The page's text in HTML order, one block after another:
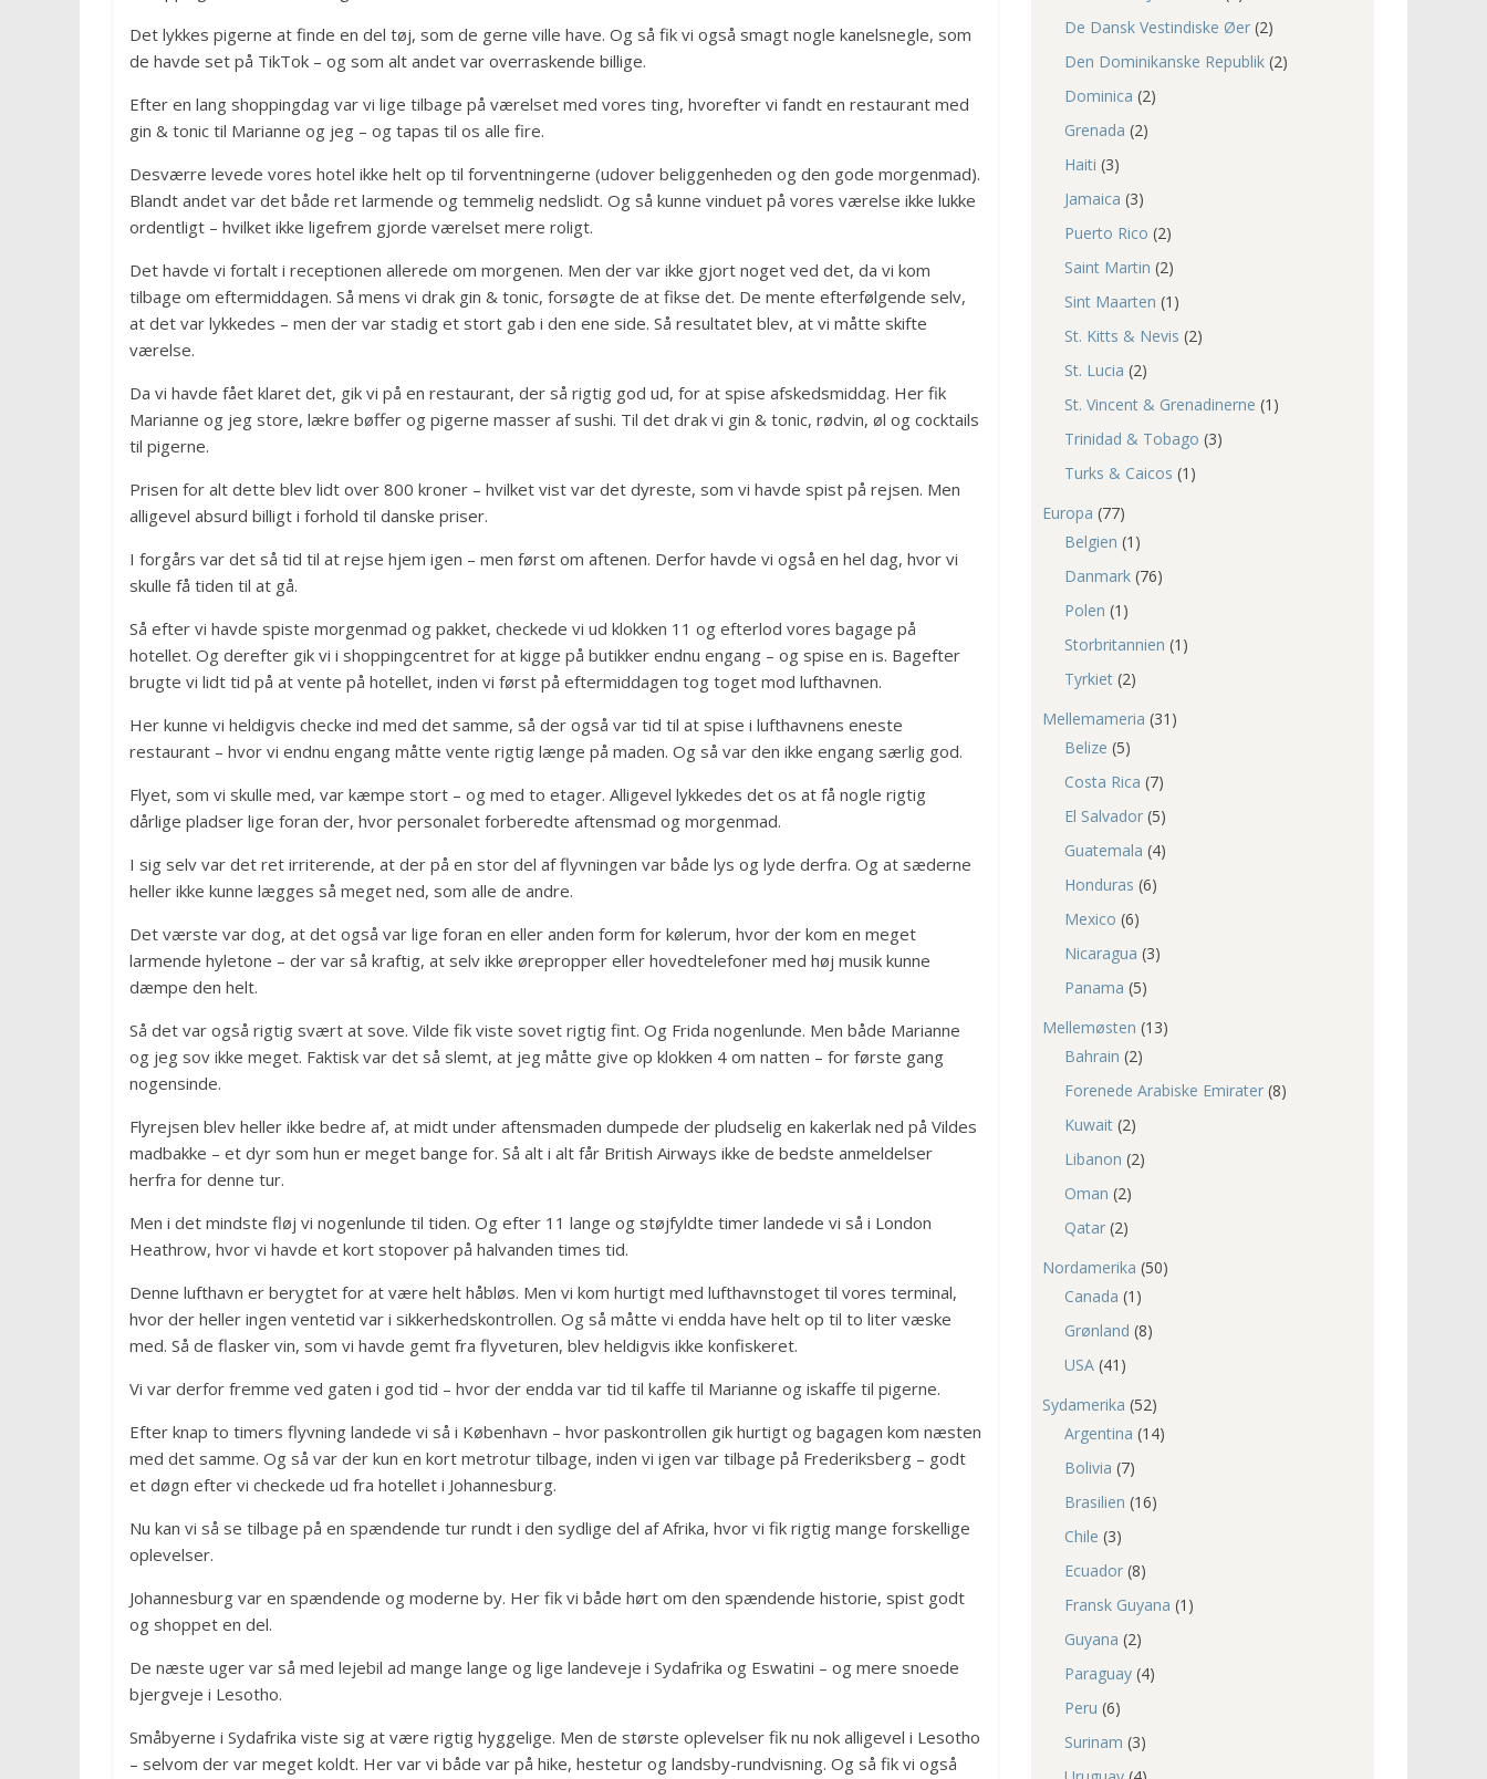
Det lykkes pigerne at finde en del tøj, som de gerne ville have. Og så fik vi også smagt nogle kanelsnegle, som
de havde set på TikTok – og som alt andet var overraskende billige.
Efter en lang shoppingdag var vi lige tilbage på værelset med vores ting, hvorefter vi fandt en restaurant med
gin & tonic til Marianne og jeg – og tapas til os alle fire.
Desværre levede vores hotel ikke helt op til forventningerne (udover beliggenheden og den gode morgenmad).
Blandt andet var det både ret larmende og temmelig nedslidt. Og så kunne vinduet på vores værelse ikke lukke
ordentligt – hvilket ikke ligefrem gjorde værelset mere roligt.
Det havde vi fortalt i receptionen allerede om morgenen. Men der var ikke gjort noget ved det, da vi kom
tilbage om eftermiddagen. Så mens vi drak gin & tonic, forsøgte de at fikse det. De mente efterfølgende selv,
at det var lykkedes – men der var stadig et stort gab i den ene side. Så resultatet blev, at vi måtte skifte
værelse.
Da vi havde fået klaret det, gik vi på en restaurant, der så rigtig god ud, for at spise afskedsmiddag. Her fik
Marianne og jeg store, lækre bøffer og pigerne masser af sushi. Til det drak vi gin & tonic, rødvin, øl og cocktails
til pigerne.
Prisen for alt dette blev lidt over 800 kroner – hvilket vist var det dyreste, som vi havde spist på rejsen. Men
alligevel absurd billigt i forhold til danske priser.
I forgårs var det så tid til at rejse hjem igen – men først om aftenen. Derfor havde vi også en hel dag, hvor vi
skulle få tiden til at gå.
Så efter vi havde spiste morgenmad og pakket, checkede vi ud klokken 11 og efterlod vores bagage på
hotellet. Og derefter gik vi i shoppingcentret for at kigge på butikker endnu engang – og spise en is. Bagefter
brugte vi lidt tid på at vente på hotellet, inden vi først på eftermiddagen tog toget mod lufthavnen.
Her kunne vi heldigvis checke ind med det samme, så der også var tid til at spise i lufthavnens eneste
restaurant – hvor vi endnu engang måtte vente rigtig længe på maden. Og så var den ikke engang særlig god.
Flyet, som vi skulle med, var kæmpe stort – og med to etager. Alligevel lykkedes det os at få nogle rigtig
dårlige pladser lige foran der, hvor personalet forberedte aftensmad og morgenmad.
I sig selv var det ret irriterende, at der på en stor del af flyvningen var både lys og lyde derfra. Og at sæderne
heller ikke kunne lægges så meget ned, som alle de andre.
Det værste var dog, at det også var lige foran en eller anden form for kølerum, hvor der kom en meget
larmende hyletone – der var så kraftig, at selv ikke ørepropper eller hovedtelefoner med høj musik kunne
dæmpe den helt.
Så det var også rigtig svært at sove. Vilde fik viste sovet rigtig fint. Og Frida nogenlunde. Men både Marianne
og jeg sov ikke meget. Faktisk var det så slemt, at jeg måtte give op klokken 4 om natten – for første gang
nogensinde.
Flyrejsen blev heller ikke bedre af, at midt under aftensmaden dumpede der pludselig en kakerlak ned på Vildes
madbakke – et dyr som hun er meget bange for. Så alt i alt får British Airways ikke de bedste anmeldelser
herfra for denne tur.
Men i det mindste fløj vi nogenlunde til tiden. Og efter 11 lange og støjfyldte timer landede vi så i London
Heathrow, hvor vi havde et kort stopover på halvanden times tid.
Denne lufthavn er berygtet for at være helt håbløs. Men vi kom hurtigt med lufthavnstoget til vores terminal,
hvor der heller ingen ventetid var i sikkerhedskontrollen. Og så måtte vi endda have helt op til to liter væske
med. Så de flasker vin, som vi havde gemt fra flyveturen, blev heldigvis ikke konfiskeret.
Vi var derfor fremme ved gaten i god tid – hvor der endda var tid til kaffe til Marianne og iskaffe til pigerne.
Efter knap to timers flyvning landede vi så i København – hvor paskontrollen gik hurtigt og bagagen kom næsten
med det samme. Og så var der kun en kort metrotur tilbage, inden vi igen var tilbage på Frederiksberg – godt
et døgn efter vi checkede ud fra hotellet i Johannesburg.
Nu kan vi så se tilbage på en spændende tur rundt i den sydlige del af Afrika, hvor vi fik rigtig mange forskellige
oplevelser.
Johannesburg var en spændende og moderne by. Her fik vi både hørt om den spændende historie, spist godt
og shoppet en del.
De næste uger var så med lejebil ad mange lange og lige landeveje i Sydafrika og Eswatini – og mere snoede
bjergveje i Lesotho.
Småbyerne i Sydafrika viste sig at være rigtig hyggelige. Men de største oplevelser fik nu nok alligevel i Lesotho
– selvom der var meget koldt. Her var vi både var på hike, hestetur og landsby-rundvisning. Og så fik vi også
De Dansk Vestindiske Øer (2)
Den Dominikanske Republik (2)
Dominica (2)
Grenada (2)
Haiti (3)
Jamaica (3)
Puerto Rico (2)
Saint Martin (2)
Sint Maarten (1)
St. Kitts & Nevis (2)
St. Lucia (2)
St. Vincent & Grenadinerne (1)
Trinidad & Tobago (3)
Turks & Caicos (1)
Europa (77)
Belgien (1)
Danmark (76)
Polen (1)
Storbritannien (1)
Tyrkiet (2)
Mellemameria (31)
Belize (5)
Costa Rica (7)
El Salvador (5)
Guatemala (4)
Honduras (6)
Mexico (6)
Nicaragua (3)
Panama (5)
Mellemøsten (13)
Bahrain (2)
Forenede Arabiske Emirater (8)
Kuwait (2)
Libanon (2)
Oman (2)
Qatar (2)
Nordamerika (50)
Canada (1)
Grønland (8)
USA (41)
Sydamerika (52)
Argentina (14)
Bolivia (7)
Brasilien (16)
Chile (3)
Ecuador (8)
Fransk Guyana (1)
Guyana (2)
Paraguay (4)
Peru (6)
Surinam (3)